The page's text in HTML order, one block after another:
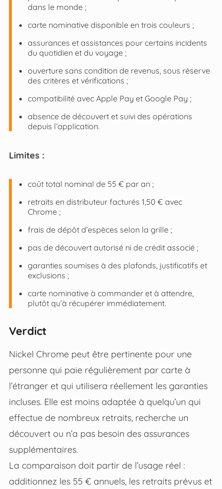
dans le monde ;
carte nominative disponible en trois couleurs ;
assurances et assistances pour certains incidents
du quotidien et du voyage ;
ouverture sans condition de revenus, sous réserve
des critères et vérifications ;
compatibilité avec Apple Pay et Google Pay ;
absence de découvert et suivi des opérations
depuis l’application.
Limites :
coût total nominal de 55 € par an ;
retraits en distributeur facturés 1,50 € avec
Chrome ;
frais de dépôt d’espèces selon la grille ;
pas de découvert autorisé ni de crédit associé ;
garanties soumises à des plafonds, justificatifs et
exclusions ;
carte nominative à commander et à attendre,
plutôt qu’à récupérer immédiatement.
Verdict
Nickel Chrome peut être pertinente pour une
personne qui paie régulièrement par carte à
l’étranger et qui utilisera réellement les garanties
incluses. Elle est moins adaptée à quelqu’un qui
effectue de nombreux retraits, recherche un
découvert ou n’a pas besoin des assurances
supplémentaires.
La comparaison doit partir de l’usage réel :
additionnez les 55 € annuels, les retraits prévus et